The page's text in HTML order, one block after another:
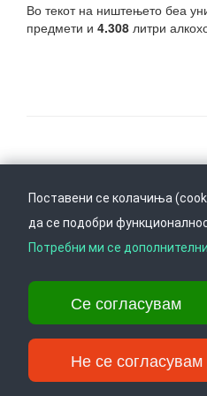
Во текот на ништењето беа
предмети и 4.308 литри
info@ippo.gov.mk
Поставени се колачиња
да се подобри
Потребни ми се
Се согласувам
Не се согласувам